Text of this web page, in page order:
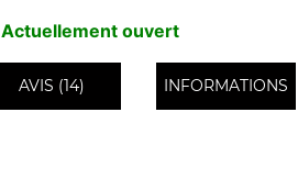
Actuellement ouvert
AVIS (14) INFORMATIONS